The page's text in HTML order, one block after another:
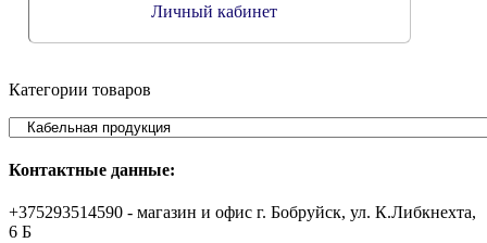
Личный кабинет
Категории товаров
Контактные данные:
+375293514590 - магазин и офис г. Бобруйск, ул. К.Либкнехта,
6 Б